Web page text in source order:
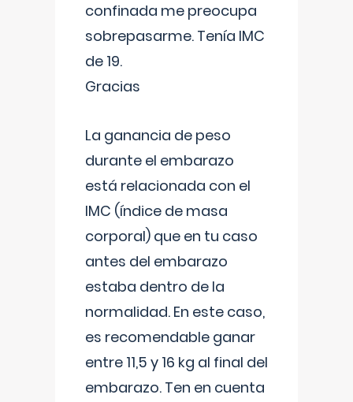
confinada me preocupa
sobrepasarme. Tenía IMC
de 19.
Gracias
La ganancia de peso
durante el embarazo
está relacionada con el
IMC (índice de masa
corporal) que en tu caso
antes del embarazo
estaba dentro de la
normalidad. En este caso,
es recomendable ganar
entre 11,5 y 16 kg al final del
embarazo. Ten en cuenta